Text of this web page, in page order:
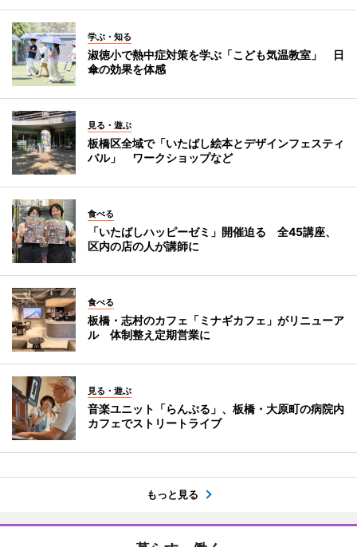
学ぶ・知る
淑徳小で熱中症対策を学ぶ「こども気温教室」 日
傘の効果を体感
見る・遊ぶ
板橋区全域で「いたばし絵本とデザインフェスティ
バル」 ワークショップなど
食べる
「いたばしハッピーゼミ」開催迫る 全45講座、
区内の店の人が講師に
食べる
板橋・志村のカフェ「ミナギカフェ」がリニューア
ル 体制整え定期営業に
見る・遊ぶ
音楽ユニット「らんぷる」、板橋・大原町の病院内
カフェでストリートライブ
もっと見る